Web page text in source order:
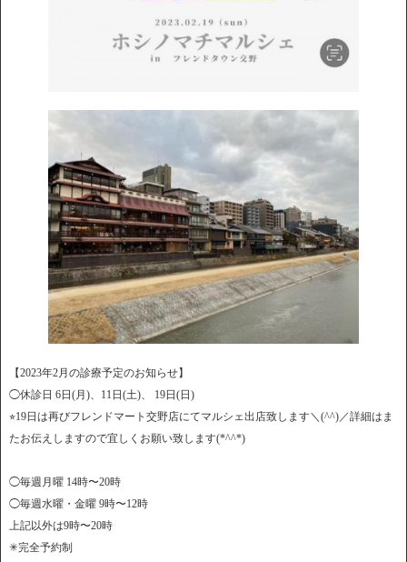
【2023年2月の診療予定のお知らせ】
◯休診日 6日(月)、11日(土)、 19日(日)
⭐︎19日は再びフレンドマート交野店にてマルシェ出店致します＼(^^)／詳細はま
たお伝えしますので宜しくお願い致します(*^^*)
◯毎週月曜 14時〜20時
◯毎週水曜・金曜 9時〜12時
上記以外は9時〜20時
✳︎完全予約制